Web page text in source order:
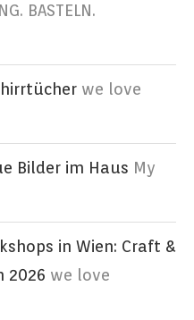
BASTELN.
we love
Bilder im Haus My
in Wien: Craft &
2026 we love